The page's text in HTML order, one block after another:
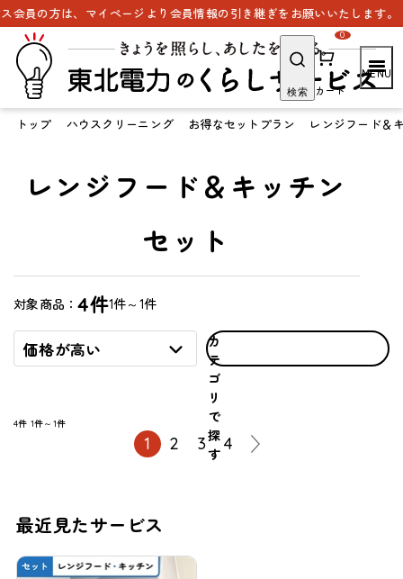
の方は、マイページより会員情報の引き継ぎをお願いいたします。
検索 カート
0
トップ ハウスクリーニング お得なセットプラン レンジフード＆
レンジフード＆キッチン
セット
対象商品：4件1件～1件
価格が高い
カ
テ
ゴ
リ
で
探
す
4件 1件～1件
1 2 3 4
最近見たサービス